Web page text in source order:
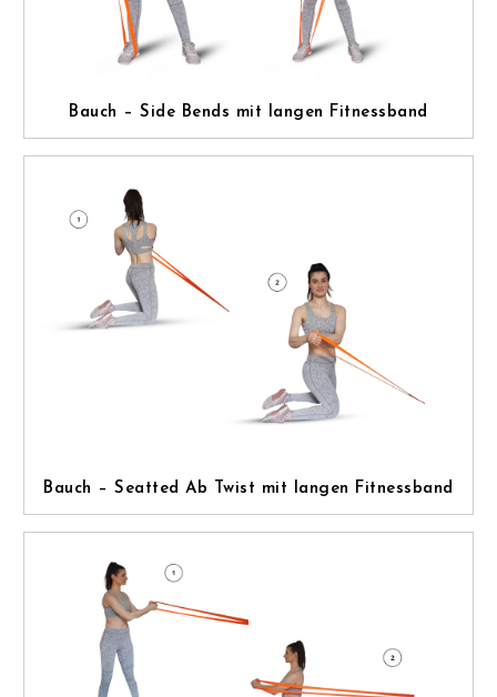
Bauch – Side Bends mit langen Fitnessband
Bauch – Seatted Ab Twist mit langen Fitnessband